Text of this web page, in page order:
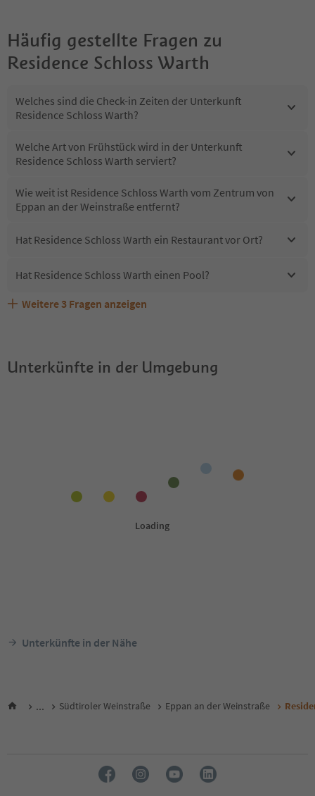
Häufig gestellte Fragen zu
Residence Schloss Warth
Welches sind die Check-in Zeiten der Unterkunft
Residence Schloss Warth?
Welche Art von Frühstück wird in der Unterkunft
Residence Schloss Warth serviert?
Wie weit ist Residence Schloss Warth vom Zentrum von
Eppan an der Weinstraße entfernt?
Hat Residence Schloss Warth ein Restaurant vor Ort?
Hat Residence Schloss Warth einen Pool?
Sind Haustiere in der Unterkunft Residence Schloss
Welche Services bietet Residence Schloss Warth?
Erhalten die Gäste von Residence Schloss Warth einen
Weitere 3 Fragen anzeigen
Unterkünfte in der Umgebung
Unterkünfte in der Nähe
... Südtiroler Weinstraße Eppan an der Weinstraße